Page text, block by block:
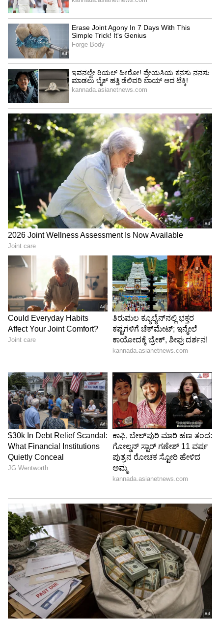
ಇದಲ್ಲದೆ ಕೇವಲ 25-30 ಕಿ.ಮೀ. ವ್ಯಾಪ್ತಿಯಲ್ಲಿ ತುಂಗಭದ್ರಾ
ಜಲಾಶಯ, ತುಂಗಭದ್ರಾ ನದಿಯೂ ಸಹ ಹರಿಯುತ್ತಿದೆ.
ಹೀಗಾಗಿ, ಇದೆಷ್ಟರ ಮಟ್ಟಿಗೆ ಸೂಕ್ತ ಪ್ರದೇಶ ಎನ್ನುವುದು
ಪ್ರಶ್ನಾರ್ಥಕವಾಗಿದೆ.
ಕಾರವಾರ: ವರ್ಷಾಂತ್ಯಕ್ಕೆ ಕೈಗಾದಲ್ಲಿ 5, 6ನೇ ಅಣು
ವಿದ್ಯುತ್‌ ಘಟಕ ಕಾಮಗಾರಿ
ಅರಸಿನಕೇರಿ ಸುತ್ತ ಕರಡಿ, ತೋಳ, ಚಿರತೆ ಸೇರಿದಂತೆ ದೊಡ್ಡ
ವನ್ಯ ಜೀವಿ ಸಂಪತ್ತು ಇದೆ. ಇವುಗಳ ರಕ್ಷಣೆಗಾಗಿಯೇ ನಾವು
ಶ್ರಮಿಸುತ್ತಿದ್ದೇವೆ. ಈಗ ಪರಮಾಣು ವಿದ್ಯುತ್ ಸ್ಥಾವರ ಸ್ಥಾಪನೆ
ಮಾಡಲು ಮುಂದಾಗಿರುವುದು ಅಚ್ಚರಿಯಾಗಿದೆ. ಇದನ್ನು
ಪರಿಶೀಲಿಸಿ, ನಾವು ಕೇಂದ್ರ ಸರ್ಕಾರದ ಪರಿಸರ ಇಲಾಖೆ,
ನ್ಯಾಯಾಲಯದ ಮೊರೆ ಹೋಗುವ ಚಿಂತನೆ
ಮಾಡಬೇಕಾಗುತ್ತದೆ ಎಂದು ಪರಿಸರವಾದಿ ಮತ್ತು ವನ್ಯಜೀವಿ
ಸಂರಕ್ಷಕ ಇಂದ್ರಜೀತ ಘೋರ್ಪಡೆ ತಿಳಿಸಿದ್ದಾರೆ.
ಕೊಪ್ಪಳ ತಾಲೂಕಿನ ಅರಸಿನಕೇರಿ ಭಾಗ ಕರಡಿ ಸಂರಕ್ಷಿತ
ಪ್ರದೇಶ ವ್ಯಾಪ್ತಿಯ ಒಂದಷ್ಟು ಭಾಗ ಬರುತ್ತದೆ. ಅಲ್ಲೆಲ್ಲಾ ನಾವು
ಈಗಾಗಲೇ ತಂತಿ ಬೇಲಿ ಹಾಕುತ್ತಿದ್ದೇವೆ ಎಂದು ಕೊಪ್ಪಳ
ಆರ್‌ಎಫ್‌ಓ ಸ್ವಾತಿ ಎಲ್. ಹೇಳಿದ್ದಾರೆ.